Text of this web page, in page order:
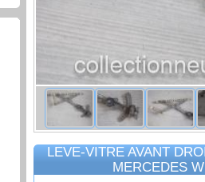
LEVE-VITRE AVANT
MERCEDES